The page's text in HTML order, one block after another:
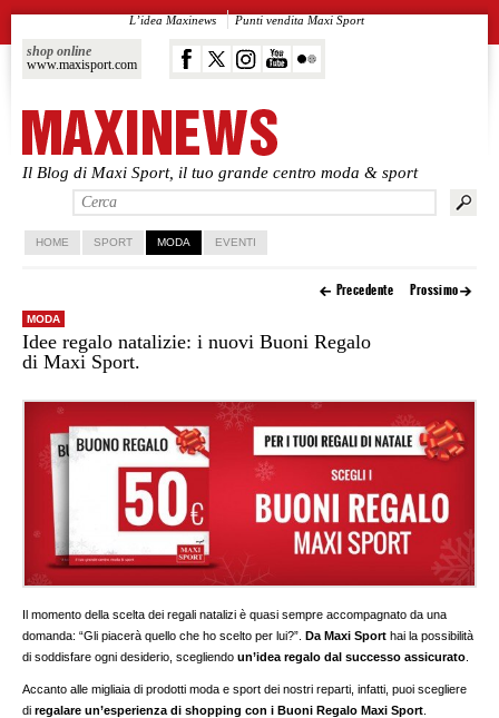
Il Blog di Maxi Sport, il tuo grande centro moda & sport
shop online
www.maxisport.com
L’idea Maxinews Punti vendita Maxi Sport
Vai al contenuto principale
Vai al contenuto secondario
HOME SPORT MODA EVENTI
Precedente Prossimo
MODA
Idee regalo natalizie: i nuovi Buoni Regalo
di Maxi Sport.
Il momento della scelta dei regali natalizi è quasi sempre accompagnato da una
domanda: “Gli piacerà quello che ho scelto per lui?”.Da Maxi Sport hai la possibilità
di soddisfare ogni desiderio, scegliendoun’idea regalo dal successo assicurato
Accanto alle migliaia di prodotti moda e sport dei nostri reparti, infatti, puoi scegliere
diregalare un’esperienza di shopping con i Buoni Regalo Maxi Sport